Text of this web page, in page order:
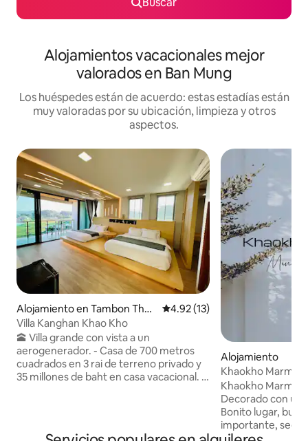
Alojamientos vacacionales mejor
valorados en Ban Mung
Los huéspedes están de acuerdo: estas estadías están
muy valoradas por su ubicación, limpieza y otros
aspectos.
Alojamiento en Tambon Thun
g Samo
Calificación promedio: 4.92 de
4.92 (13)
Villa Kanghan Khao Kho
🕋 Villa grande con vista a un
aerogenerador. - Casa de 700 metros
cuadrados en 3 rai de terreno privado y
35 millones de baht en casa vacacional. *
Alojamiento
Khaokho
Decorado con un
Bonito lugar,
importante,
No es necesario